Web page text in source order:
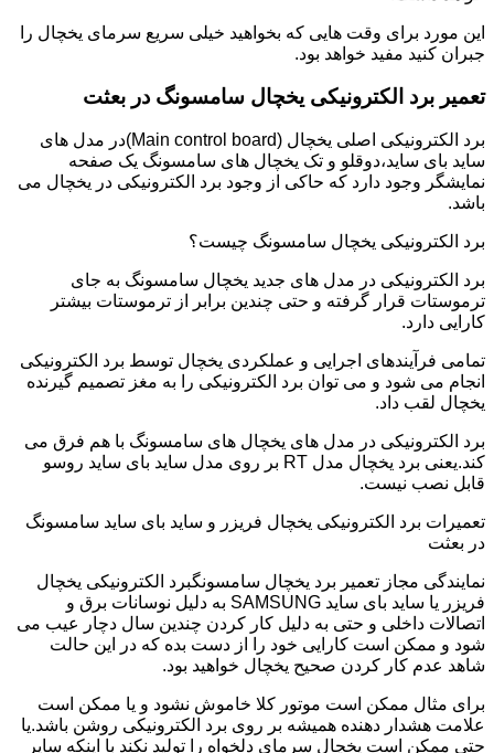
این مورد برای وقت هایی که بخواهید خیلی سریع سرمای یخچال را
جبران کنید مفید خواهد بود.
تعمیر برد الکترونیکی یخچال سامسونگ در بعثت
برد الکترونیکی اصلی یخچال (Main control board)در مدل های
ساید بای ساید،دوقلو و تک یخچال های سامسونگ یک صفحه
نمایشگر وجود دارد که حاکی از وجود برد الکترونیکی در یخچال می
باشد.
برد الکترونیکی یخچال سامسونگ چیست؟
برد الکترونیکی در مدل های جدید یخچال سامسونگ به جای
ترموستات قرار گرفته و حتی چندین برابر از ترموستات بیشتر
کارایی دارد.
تمامی فرآیندهای اجرایی و عملکردی یخچال توسط برد الکترونیکی
انجام می شود و می توان برد الکترونیکی را به مغز تصمیم گیرنده
یخچال لقب داد.
برد الکترونیکی در مدل های یخچال های سامسونگ با هم فرق می
کند.یعنی برد یخچال مدل RT بر روی مدل ساید بای ساید روسو
قابل نصب نیست.
تعمیرات برد الکترونیکی یخچال فریزر و ساید بای ساید سامسونگ
در بعثت
نمایندگی مجاز تعمیر برد یخچال سامسونگبرد الکترونیکی یخچال
فریزر یا ساید بای ساید SAMSUNG به دلیل نوسانات برق و
اتصالات داخلی و حتی به دلیل کار کردن چندین سال دچار عیب می
شود و ممکن است کارایی خود را از دست بده که در این حالت
شاهد عدم کار کردن صحیح یخچال خواهید بود.
برای مثال ممکن است موتور کلا خاموش نشود و یا ممکن است
علامت هشدار دهنده همیشه بر روی برد الکترونیکی روشن باشد.یا
حتی ممکن است یخچال سرمای دلخواه را تولید نکند با اینکه سایر